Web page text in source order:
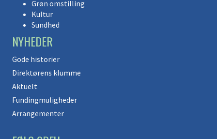
Grøn omstilling
Kultur
Sundhed
NYHEDER
Gode historier
Direktørens klumme
Aktuelt
Fundingmuligheder
Arrangementer